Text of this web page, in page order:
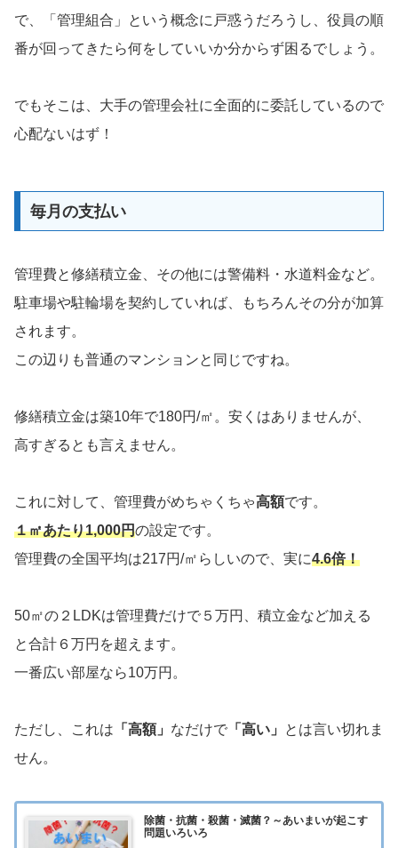
で、「管理組合」という概念に戸惑うだろうし、役員の順
番が回ってきたら何をしていいか分からず困るでしょう。
でもそこは、大手の管理会社に全面的に委託しているので
心配ないはず！
毎月の支払い
管理費と修繕積立金、その他には警備料・水道料金など。
駐車場や駐輪場を契約していれば、もちろんその分が加算
されます。
この辺りも普通のマンションと同じですね。
修繕積立金は築10年で180円/㎡。安くはありませんが、
高すぎるとも言えません。
これに対して、管理費がめちゃくちゃ高額です。
１㎡あたり1,000円の設定です。
管理費の全国平均は217円/㎡らしいので、実に4.6倍！
50㎡の２LDKは管理費だけで５万円、積立金など加える
と合計６万円を超えます。
一番広い部屋なら10万円。
ただし、これは 「高額」 なだけで 「高い」
とは言い切れま
せん。
除菌・抗菌・殺菌・滅菌？～あいまいが起こす
問題いろいろ